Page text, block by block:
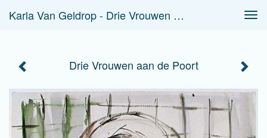
Karla Van Geldrop - Drie Vrouwen Aan De Poort
Drie Vrouwen aan de Poort